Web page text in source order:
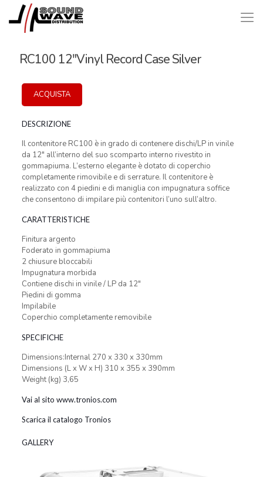
RC100 12″Vinyl Record Case Silver
ACQUISTA
DESCRIZIONE
Il contenitore RC100 è in grado di contenere dischi/LP in vinile
da 12″ all’interno del suo scomparto interno rivestito in
gommapiuma. L’esterno elegante è dotato di coperchio
completamente rimovibile e di serrature. Il contenitore è
realizzato con 4 piedini e di maniglia con impugnatura soffice
che consentono di impilare più contenitori l’uno sull’altro.
CARATTERISTICHE
Finitura argento
Foderato in gommapiuma
2 chiusure bloccabili
Impugnatura morbida
Contiene dischi in vinile / LP da 12″
Piedini di gomma
Impilabile
Coperchio completamente removibile
SPECIFICHE
Dimensions:Internal 270 x 330 x 330mm
Dimensions (L x W x H) 310 x 355 x 390mm
Weight (kg) 3,65
Vai al sito www.tronios.com
Scarica il catalogo Tronios
GALLERY